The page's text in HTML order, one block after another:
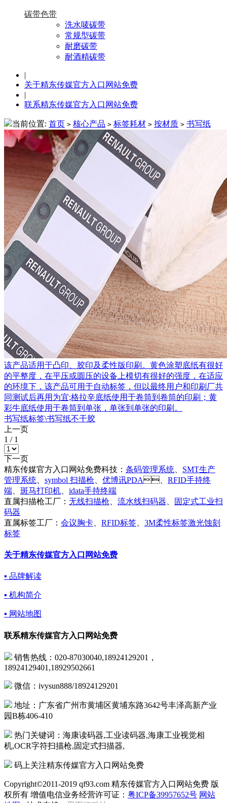
碳带色带
洗水唛碳带
常规型碳带
耐磨碳带
耐酒精碳带
|
关于精东传媒官方入口网站免费
|
联系精东传媒官方入口网站免费
当前位置: 首页 > 核心产品 > 标签耗材 > 按材质 > 书写纸
该产品适用于凸印、胶印及柔性版印刷。黄色涂塑底纸有很好
的平整度，在平压或圆压的设备上模切有很好的强度，在适应
的环境下，该产品可用于自动标签，但以最终用户和印刷厂共
同测试后再用为宜;格拉辛底纸使用于卷筒到卷筒的印刷；黄
彩牛底纸使用于卷筒到单张，单张到单张的印刷。
书写纸标签\书写纸不干胶
上一页
1 / 1
下一页
精东传媒官方入口网站免费科技： 条码管理系统
SMT生产
管理系统
symbol 扫描枪 优博讯PDA、 RFID手持终
端
斑马打印机
idata手持终端
直属扫描枪工厂： 无线扫描枪 流水线扫码器
固定式工业扫
码器
直属标签工厂： 会议胸卡 RFID标签
3M柔性标签激光蚀刻
标签
关于精东传媒官方入口网站免费
▪ 品牌解读
▪ 机构简介
▪ 网站地图
联系精东传媒官方入口网站免费
销售热线：020-87030040,18924129201，
18924129401,18929502661
微信：ivysun888/18924129201
地址：广东省广州市黄埔区黄埔东路3642号丰泽高新产业
园B栋406-410
热门关键词：海康读码器,工业读码器,海康工业视觉相
机,OCR字符扫描枪,固定式扫描器,
码上关注精东传媒官方入口网站免费
Copyright©2011-2019 qf93.com 精东传媒官方入口网站免费 版
权所有 增值电信业务经营许可证： 粤ICP备39957652号 网站